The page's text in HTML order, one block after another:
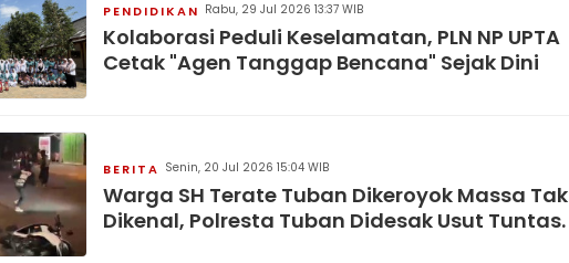
PENDIDIKAN Rabu, 29 Jul 2026 13:37 WIB
Kolaborasi Peduli Keselamatan, PLN NP UPTA
Cetak "Agen Tanggap Bencana" Sejak Dini
BERITA Senin, 20 Jul 2026 15:04 WIB
Warga SH Terate Tuban Dikeroyok Massa Tak
Dikenal, Polresta Tuban Didesak Usut Tuntas.